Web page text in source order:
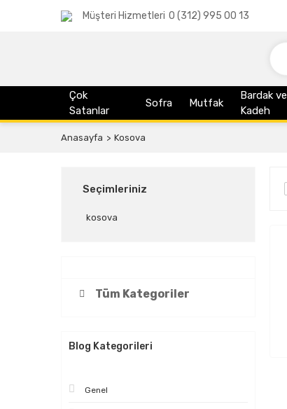
Müşteri Hizmetleri 0 (312) 995 00 13
Çok
Satanlar
Sofra Mutfak
Bardak ve
Kadeh
Anasayfa Kosova
Seçimleriniz
kosova
Tüm Kategoriler
Blog Kategorileri
Genel